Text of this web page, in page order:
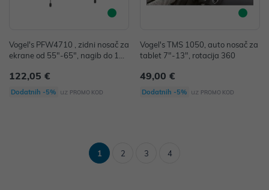
Vogel's PFW4710 , zidni nosač za
ekrane od 55"-65", nagib do 15°
122,05 €
Dodatnih -5% uz PROMO KOD
Vogel's TMS 1050, auto nosač za
tablet 7"-13", rotacija 360
49,00 €
Dodatnih -5% uz PROMO KOD
1 2 3 4